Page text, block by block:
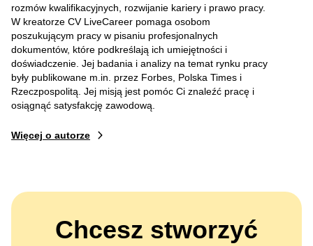
rozmów kwalifikacyjnych, rozwijanie kariery i prawo pracy.
W kreatorze CV LiveCareer pomaga osobom
poszukującym pracy w pisaniu profesjonalnych
dokumentów, które podkreślają ich umiejętności i
doświadczenie. Jej badania i analizy na temat rynku pracy
były publikowane m.in. przez Forbes, Polska Times i
Rzeczpospolitą. Jej misją jest pomóc Ci znaleźć pracę i
osiągnąć satysfakcję zawodową.
Więcej o autorze
Chcesz stworzyć